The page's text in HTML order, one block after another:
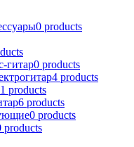
0 products
гитар0 products
4 products
1 products
6 products
0 products
products